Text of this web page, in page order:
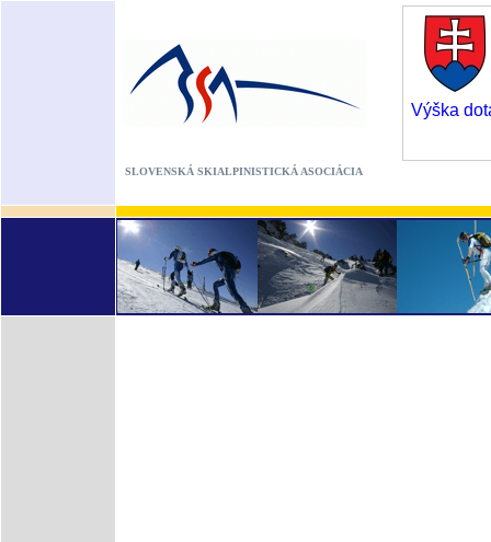
Výška
SLOVENSKÁ SKIALPINISTICKÁ ASOCIÁCIA